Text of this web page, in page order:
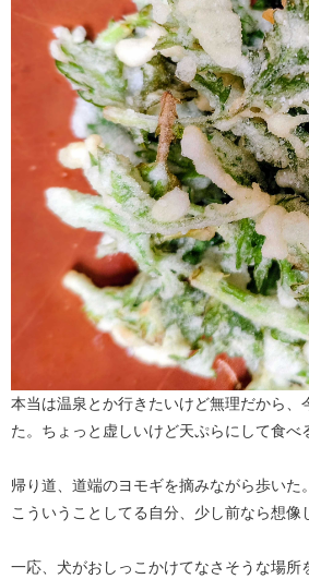
本当は温泉とか行きたいけど無理だから、
た。ちょっと虚しいけど天ぷらにして食べ
帰り道、道端のヨモギを摘みながら歩いた。
こういうことしてる自分、少し前なら想像
一応、犬がおしっこかけてなさそうな場所